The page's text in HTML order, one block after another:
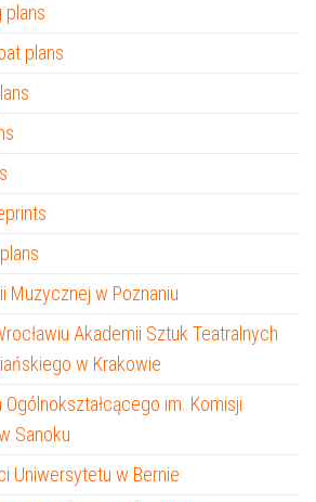
plans
plans
Muzycznej w Poznaniu
Akademii Sztuk Teatralnych
w Krakowie
im. Komisji
Sanoku
Uniwersytetu w Bernie